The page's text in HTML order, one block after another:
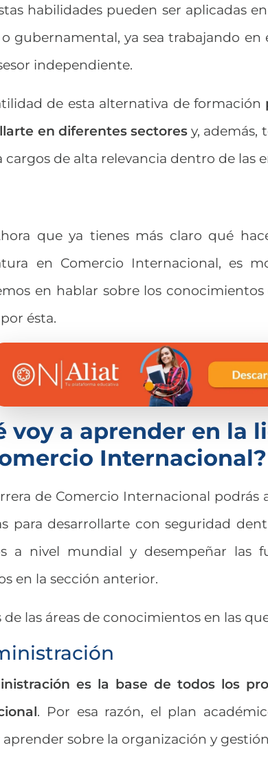
habilidades pueden ser aplicadas
gubernamental, ya sea trabajando en
independiente.
de esta alternativa de formación
en diferentes sectores y, además,
cargos de alta relevancia dentro de las
que ya tienes más claro qué
en Comercio Internacional, es
en hablar sobre los
ésta.
voy a aprender en la
Internacional?
de Comercio Internacional
para desarrollarte con seguridad
a nivel mundial y desempeñar las
en la sección anterior.
las áreas de conocimientos en las
es la base de todos los
. Por esa razón, el plan
aprender sobre la organización y